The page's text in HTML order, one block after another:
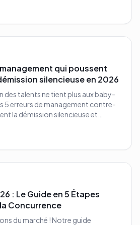
qui poussent
silencieuse en 2026
des talents ne tient plus aux baby-
5 erreurs de management contre-
la démission silencieuse et
: Le Guide en 5 Étapes
Concurrence
du marché ! Notre guide